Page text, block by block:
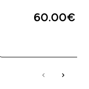
60.00€‎